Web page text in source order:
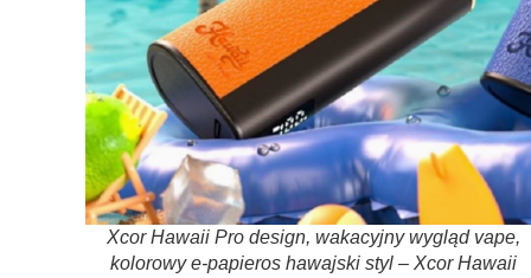
Xcor Hawaii Pro design, wakacyjny wygląd vape,
kolorowy e-papieros hawajski styl – Xcor Hawaii